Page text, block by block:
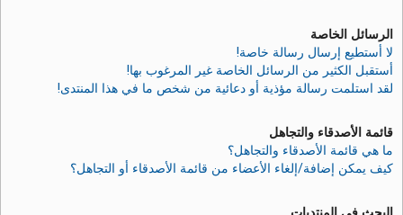
الرسائل الخاصة
لا أستطيع إرسال رسالة خاصة!
أستقبل الكثير من الرسائل الخاصة غير المرغوب بها!
لقد استلمت رسالة مؤذية أو دعائية من شخص ما في هذا المنتدى!
قائمة الأصدقاء والتجاهل
ما هي قائمة الأصدقاء والتجاهل؟
كيف يمكن إضافة/إلغاء الأعضاء من قائمة الأصدقاء أو التجاهل؟
البحث في المنتديات